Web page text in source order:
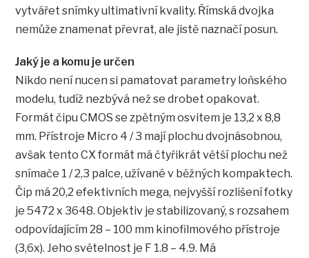
vytvářet snímky ultimativní kvality. Římská dvojka
nemůže znamenat převrat, ale jistě naznačí posun.
Jaký je a komu je určen
Nikdo není nucen si pamatovat parametry loňského
modelu, tudíž nezbývá než se drobet opakovat.
Formát čipu CMOS se zpětným osvitem je 13,2 x 8,8
mm. Přístroje Micro 4 / 3 mají plochu dvojnásobnou,
avšak tento CX formát má čtyřikrát větší plochu než
snímače 1 / 2,3 palce, užívané v běžných kompaktech.
Čip má 20,2 efektivních mega, nejvyšší rozlišení fotky
je 5472 x 3648. Objektiv je stabilizovaný, s rozsahem
odpovídajícím 28 – 100 mm kinofilmového přístroje
(3,6x). Jeho světelnost je F 1.8 – 4.9. Má